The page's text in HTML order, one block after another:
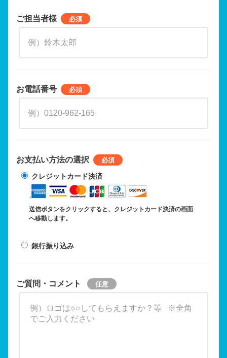
ご担当者様
お電話番号
お支払い方法の選択
クレジットカード決済
送信ボタンをクリックすると、クレジットカード決済の画面
へ移動します。
銀行振り込み
ご質問・コメント